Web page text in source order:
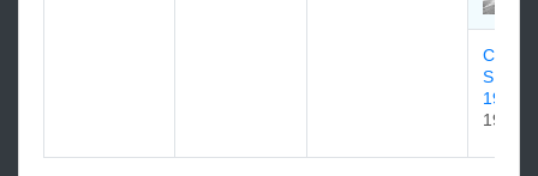
Сан
SUN
1937
1937